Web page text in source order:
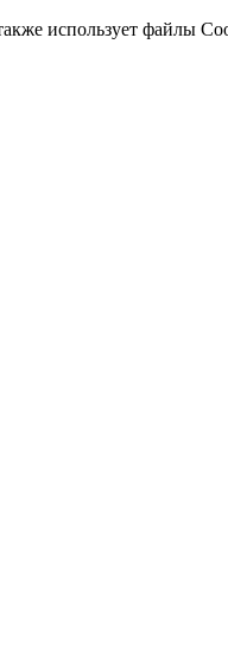
использует файлы